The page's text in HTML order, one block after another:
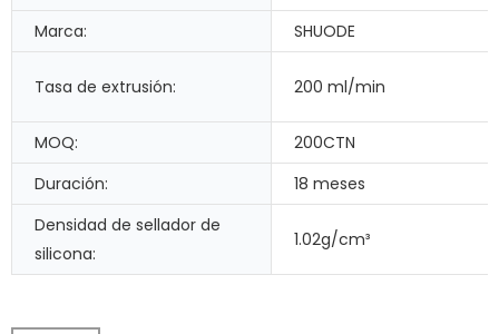
Marca: SHUODE
Tasa de extrusión: 200 ml/min
MOQ:
200CTN
Duración:
18 meses
Densidad de sellador de
silicona:
1.02g/cm³